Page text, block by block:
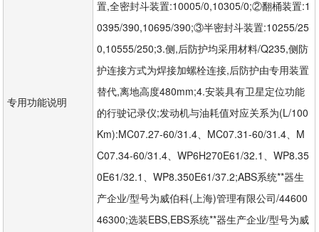
专用功能说明
置,全密封斗装置:10005/0,10305/0;②翻桶装置:1
0395/390,10695/390;③半密封斗装置:10255/25
0,10555/250;3.侧,后防护均采用材料/Q235,侧防
护连接方式为焊接加螺栓连接,后防护由专用装置
替代,离地高度480mm;4.安装具有卫星定位功能
的行驶记录仪;发动机与油耗值对应关系为(L/100
Km):MC07.27-60/31.4、MC07.31-60/31.4、M
C07.34-60/31.4、WP6H270E61/32.1、WP8.35
0E61/32.1、WP8.350E61/37.2;ABS系统**器生
产企业/型号为威伯科(上海)管理有限公司/44600
46300;选装EBS,EBS系统**器生产企业/型号为威